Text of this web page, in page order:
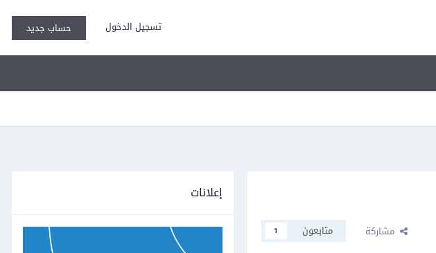
تسجيل الدخول حساب جديد
مشاركة متابعون 1
إعلانات